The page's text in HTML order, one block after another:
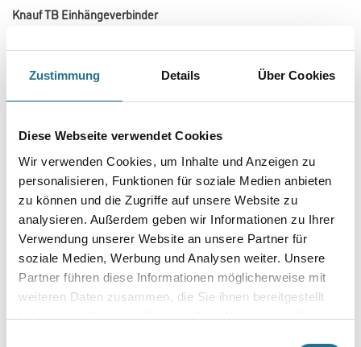
Zustimmung Details Über Cookies
Diese Webseite verwendet Cookies
Wir verwenden Cookies, um Inhalte und Anzeigen zu
personalisieren, Funktionen für soziale Medien anbieten
zu können und die Zugriffe auf unsere Website zu
analysieren. Außerdem geben wir Informationen zu Ihrer
Verwendung unserer Website an unsere Partner für
soziale Medien, Werbung und Analysen weiter. Unsere
Partner führen diese Informationen möglicherweise mit
weiteren Daten zusammen, die Sie ihnen bereitgestellt
haben oder die sie im Rahmen Ihrer Nutzung der Dienste
Knauf TB Einhängeverbinder
Lastweiterleitung aus den U-Randprofilen in die Systemstützen
Montagelasche, die oben in die Cubo Systemstütze
Umrechnungsfaktoren